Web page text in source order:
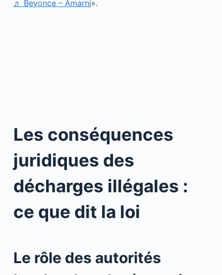
♬ Beyonce – Amarni».
Les conséquences
juridiques des
décharges illégales :
ce que dit la loi
Le rôle des autorités